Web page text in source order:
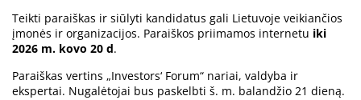
Teikti paraiškas ir siūlyti kandidatus gali Lietuvoje veikiančios
įmonės ir organizacijos. Paraiškos priimamos internetu iki
2026 m. kovo 20 d.
Paraiškas vertins „Investors‘ Forum“ nariai, valdyba ir
ekspertai. Nugalėtojai bus paskelbti š. m. balandžio 21 dieną.